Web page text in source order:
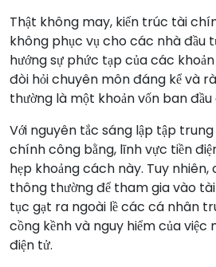
Thật không may, kiến trúc tài
không phục vụ cho các nhà đầu
hướng sự phức tạp của các
đòi hỏi chuyên môn đáng kể và
thường là một khoản vốn ban đầu
Với nguyên tắc sáng lập tập
chính công bằng, lĩnh vực tiền
hẹp khoảng cách này. Tuy
thông thường để tham gia vào tài
tục gạt ra ngoài lề các cá nhân
cồng kềnh và nguy hiểm của việc
điện tử.